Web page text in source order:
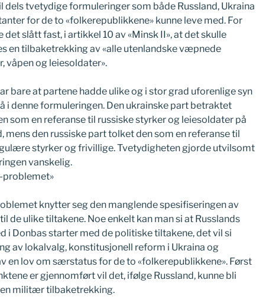
dels tvetydige formuleringer som både Russland, Ukraina
for de to «folkerepublikkene» kunne leve med. For
det slått fast, i artikkel 10 av «Minsk II», at det skulle
en tilbaketrekking av «alle utenlandske væpnede
våpen og leiesoldater».
bare at partene hadde ulike og i stor grad uforenlige syn
i denne formuleringen. Den ukrainske part betraktet
som en referanse til russiske styrker og leiesoldater på
mens den russiske part tolket den som en referanse til
styrker og frivillige. Tvetydigheten gjorde utvilsomt
vanskelig.
problemet»
knytter seg den manglende spesifiseringen av
de ulike tiltakene. Noe enkelt kan man si at Russlands
i Donbas starter med de politiske tiltakene, det vil si
av lokalvalg, konstitusjonell reform i Ukraina og
en lov om særstatus for de to «folkerepublikkene». Først
er gjennomført vil det, ifølge Russland, kunne bli
militær tilbaketrekking.